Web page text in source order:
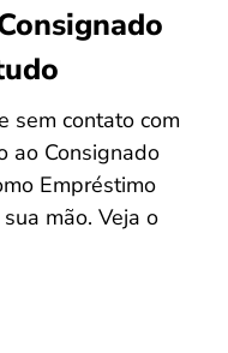
sem contato com
ao Consignado
Empréstimo
mão. Veja o